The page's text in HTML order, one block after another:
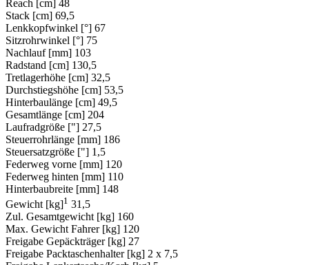
Reach [cm] 48
Stack [cm] 69,5
Lenkkopfwinkel [°] 67
Sitzrohrwinkel [°] 75
Nachlauf [mm] 103
Radstand [cm] 130,5
Tretlagerhöhe [cm] 32,5
Durchstiegshöhe [cm] 53,5
Hinterbaulänge [cm] 49,5
Gesamtlänge [cm] 204
Laufradgröße ["] 27,5
Steuerrohrlänge [mm] 186
Steuersatzgröße ["] 1,5
Federweg vorne [mm] 120
Federweg hinten [mm] 110
Hinterbaubreite [mm] 148
Gewicht [kg]1 31,5
Zul. Gesamtgewicht [kg] 160
Max. Gewicht Fahrer [kg] 120
Freigabe Gepäckträger [kg] 27
Freigabe Packtaschenhalter [kg] 2 x 7,5